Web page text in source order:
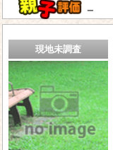
－
現地未調査